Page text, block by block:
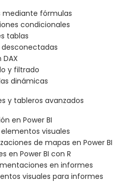
mediante fórmulas
condicionales
tablas
y filtrado
dinámicas
y tableros avanzados
en Power BI
visuales
de mapas en Power BI
en Power BI con R
en informes
visuales para informes